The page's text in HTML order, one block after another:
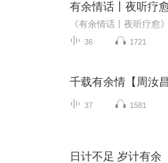
有余情话丨夜听疗
36 1721
千载有余情【周汝昌
37 1581
日计不足 岁计有余